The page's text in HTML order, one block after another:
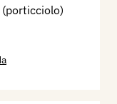
(porticciolo)